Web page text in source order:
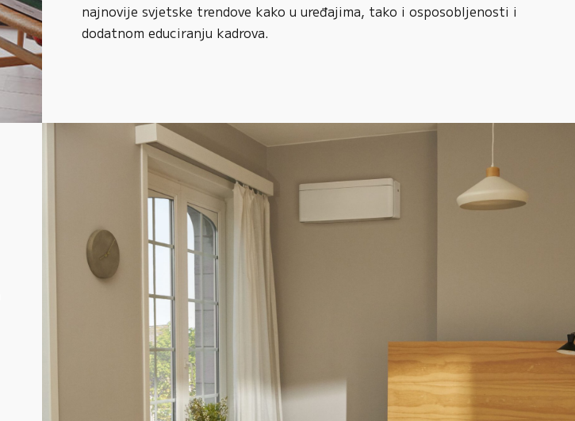
najnovije svjetske trendove kako u uređajima, tako i osposobljenosti i
dodatnom educiranju kadrova.